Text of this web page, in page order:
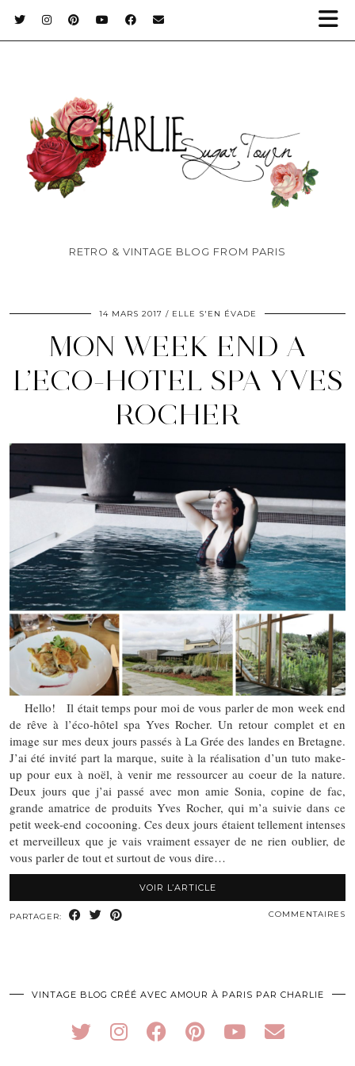
RETRO & VINTAGE BLOG FROM PARIS
14 MARS 2017 ELLE S'EN ÉVADE
MON WEEK END A
L’ECO-HOTEL SPA YVES
ROCHER
Hello! Il était temps pour moi de vous parler de mon week end
de rêve à l’éco-hôtel spa Yves Rocher. Un retour complet et en
image sur mes deux jours passés à La Grée des landes en Bretagne.
J’ai été invité part la marque, suite à la réalisation d’un tuto make-
up pour eux à noël, à venir me ressourcer au coeur de la nature.
Deux jours que j’ai passé avec mon amie Sonia, copine de fac,
grande amatrice de produits Yves Rocher, qui m’a suivie dans ce
petit week-end cocooning. Ces deux jours étaient tellement intenses
et merveilleux que je vais vraiment essayer de ne rien oublier, de
vous parler de tout et surtout de vous dire…
VOIR L’ARTICLE
PARTAGER: COMMENTAIRES
VINTAGE BLOG CRÉÉ AVEC AMOUR À PARIS PAR CHARLIE